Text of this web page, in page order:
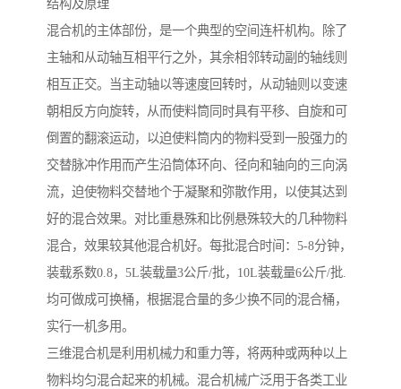
结构及原理
混合机的主体部份，是一个典型的空间连杆机构。除了
主轴和从动轴互相平行之外，其余相邻转动副的轴线则
相互正交。当主动轴以等速度回转时，从动轴则以变速
朝相反方向旋转，从而使料筒同时具有平移、自旋和可
倒置的翻滚运动，以迫使料筒内的物料受到一股强力的
交替脉冲作用而产生沿筒体环向、径向和轴向的三向涡
流，迫使物料交替地个于凝聚和弥散作用，以使其达到
好的混合效果。对比重悬殊和比例悬殊较大的几种物料
混合，效果较其他混合机好。每批混合时间：5-8分钟，
装载系数0.8，5L装载量3公斤/批，10L装载量6公斤/批.
均可做成可换桶，根据混合量的多少换不同的混合桶，
实行一机多用。
三维混合机是利用机械力和重力等，将两种或两种以上
物料均匀混合起来的机械。混合机械广泛用于各类工业